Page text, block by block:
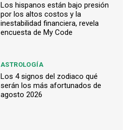
Los hispanos están bajo presión
por los altos costos y la
inestabilidad financiera, revela
encuesta de My Code
ASTROLOGÍA
Los 4 signos del zodiaco qué
serán los más afortunados de
agosto 2026